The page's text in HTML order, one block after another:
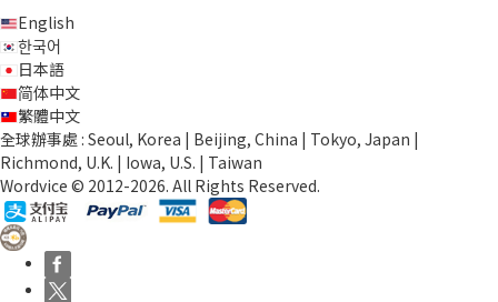
English
한국어
日本語
简体中文
繁體中文
全球辦事處 : Seoul, Korea | Beijing, China | Tokyo, Japan |
Richmond, U.K. | Iowa, U.S. | Taiwan
Wordvice © 2012-2026. All Rights Reserved.